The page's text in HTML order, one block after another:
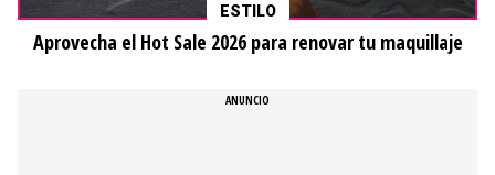
ESTILO
Aprovecha el Hot Sale 2026 para renovar tu maquillaje